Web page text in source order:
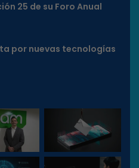
25 de su Foro Anual
por nuevas tecnologías